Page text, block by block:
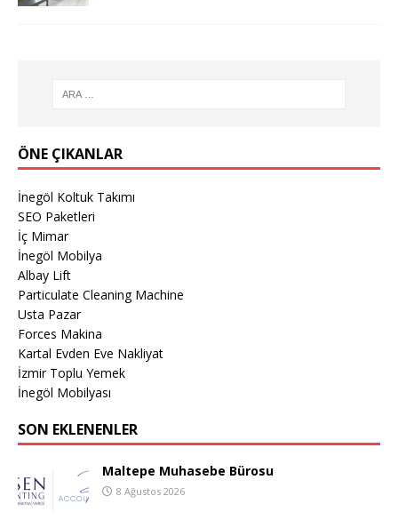
ÖNE ÇIKANLAR
İnegöl Koltuk Takımı
SEO Paketleri
İç Mimar
İnegöl Mobilya
Albay Lift
Particulate Cleaning Machine
Usta Pazar
Forces Makina
Kartal Evden Eve Nakliyat
İzmir Toplu Yemek
İnegöl Mobilyası
SON EKLENENLER
Maltepe Muhasebe Bürosu
8 Ağustos 2026